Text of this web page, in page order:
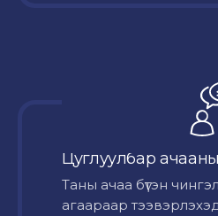
Цуглуулбар
Таны ачаа бүтэн
агаараар